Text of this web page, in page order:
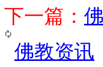
下一篇：
佛教资讯